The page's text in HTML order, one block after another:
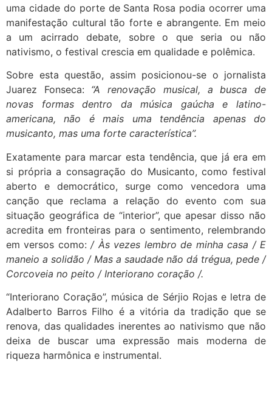
uma cidade do porte de Santa Rosa podia ocorrer uma
manifestação cultural tão forte e abrangente. Em meio
a um acirrado debate, sobre o que seria ou não
nativismo, o festival crescia em qualidade e polêmica.
Sobre esta questão, assim posicionou-se o jornalista
Juarez Fonseca: “A renovação musical, a busca de
novas formas dentro da música gaúcha e latino-
americana, não é mais uma tendência apenas do
musicanto, mas uma forte característica”.
Exatamente para marcar esta tendência, que já era em
si própria a consagração do Musicanto, como festival
aberto e democrático, surge como vencedora uma
canção que reclama a relação do evento com sua
situação geográfica de “interior”, que apesar disso não
acredita em fronteiras para o sentimento, relembrando
em versos como: / Às vezes lembro de minha casa / E
maneio a solidão / Mas a saudade não dá trégua, pede /
Corcoveia no peito / Interiorano coração /.
“Interiorano Coração”, música de Sérjio Rojas e letra de
Adalberto Barros Filho é a vitória da tradição que se
renova, das qualidades inerentes ao nativismo que não
deixa de buscar uma expressão mais moderna de
riqueza harmônica e instrumental.